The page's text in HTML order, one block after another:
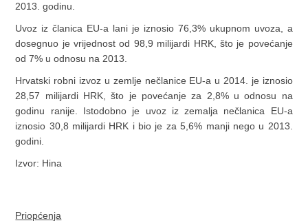
2013. godinu.
Uvoz iz članica EU-a lani je iznosio 76,3% ukupnom uvoza, a
dosegnuo je vrijednost od 98,9 milijardi HRK, što je povećanje
od 7% u odnosu na 2013.
Hrvatski robni izvoz u zemlje nečlanice EU-a u 2014. je iznosio
28,57 milijardi HRK, što je povećanje za 2,8% u odnosu na
godinu ranije. Istodobno je uvoz iz zemalja nečlanica EU-a
iznosio 30,8 milijardi HRK i bio je za 5,6% manji nego u 2013.
godini.
Izvor: Hina
Priopćenja